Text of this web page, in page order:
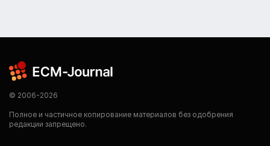
© 2006-2026
Полное и частичное копирование материалов без одобрения
редакции запрещено.